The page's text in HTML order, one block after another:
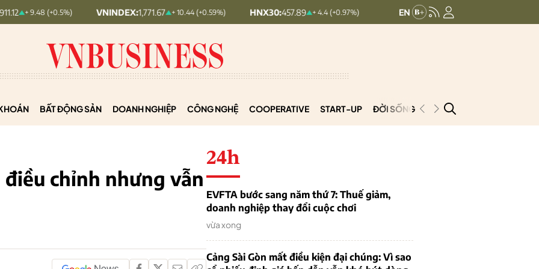
+ 9.48 (+0.5%) VNINDEX: 1,771.67 + 10.44 (+0.59%) HNX30: 457.89 + 4.4 (+0.97%) HNXINDEX: 292.36 0.83 (0.28%)
BẤT ĐỘNG SẢN DOANH NGHIỆP CÔNG NGHỆ COOPERATIVE START-UP ĐỜI SỐNG PODCAST
chỉnh nhưng vẫn
24h
EVFTA bước sang năm thứ 7: Thuế giảm,
doanh nghiệp thay đổi cuộc chơi
vừa xong
Cảng Sài Gòn mất điều kiện đại chúng: Vì sao